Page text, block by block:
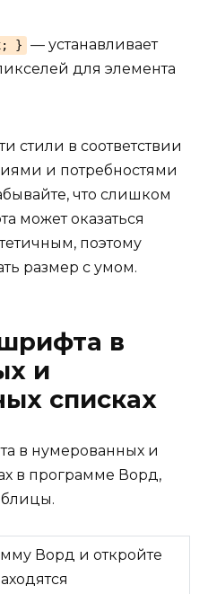
}
— устанавливает
для элемента
стили в соответствии
и потребностями
что слишком
может оказаться
поэтому
размер с умом.
в
и
списках
в нумерованных и
в программе Ворд,
Ворд и откройте